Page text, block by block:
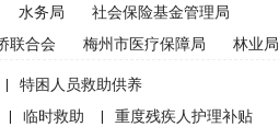
水务局
社会保险基金管理局
联合会 梅州市医疗保障局 林业局
| 特困人员救助供养
| 临时救助 | 重度残疾人护理补贴